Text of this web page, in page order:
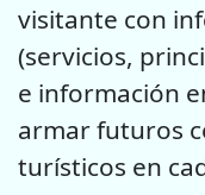
visitante con
(servicios,
e información
armar futuros
turísticos en